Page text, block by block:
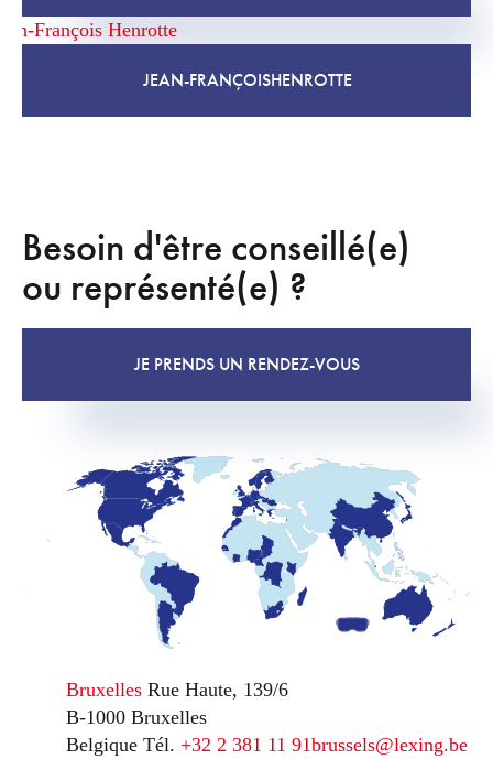
JEAN-FRANÇOISHENROTTE
Besoin d'être conseillé(e)
ou représenté(e) ?
JE PRENDS UN RENDEZ-VOUS
Bruxelles Rue Haute, 139/6
B-1000 Bruxelles
Belgique Tél. +32 2 381 11 91brussels@lexing.be